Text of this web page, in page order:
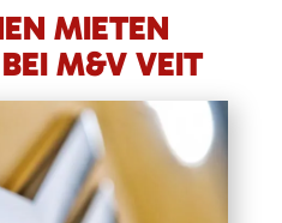
MIETEN
M&V VEIT